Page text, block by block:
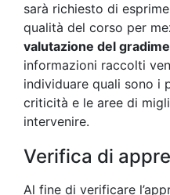
sarà richiesto di
qualità del corso per
valutazione del
informazioni raccolti
individuare quali sono i
criticità e le aree di
intervenire.
Verifica di
Al fine di verificare